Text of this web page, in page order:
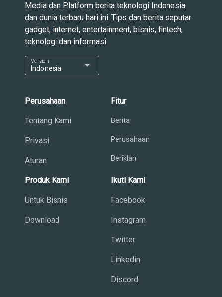
Media dan Platform berita teknologi Indonesia
dan dunia terbaru hari ini. Tips dan berita seputar
gadget, internet, entertainment, bisnis, fintech,
teknologi dan informasi.
Indonesia
Version arrow_drop_down
Perusahaan
Tentang Kami
Privasi
Aturan
Fitur
Berita
Perusahaan
Beriklan
Produk Kami
Untuk Bisnis
Download
Ikuti Kami
Facebook
Instagram
Twitter
Linkedin
Discord